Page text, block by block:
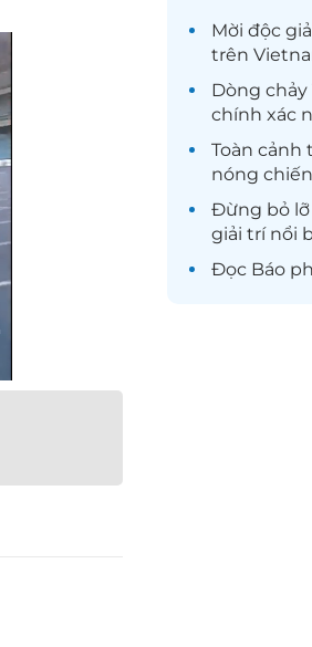
Mời độc
trên
Dòng chảy
chính xác
Toàn cảnh
nóng
Đừng bỏ lỡ
giải trínổi
Đọc Báo